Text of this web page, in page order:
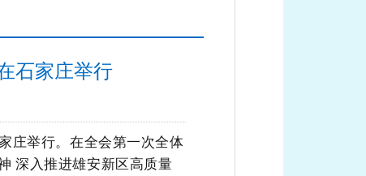
石家庄举行
庄举行。在全会第一次全体
深入推进雄安新区高质量